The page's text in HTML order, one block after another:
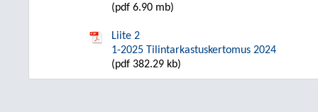
(pdf 6.90 mb)
Liite 2
1-2025 Tilintarkastuskertomus 2024
(pdf 382.29 kb)